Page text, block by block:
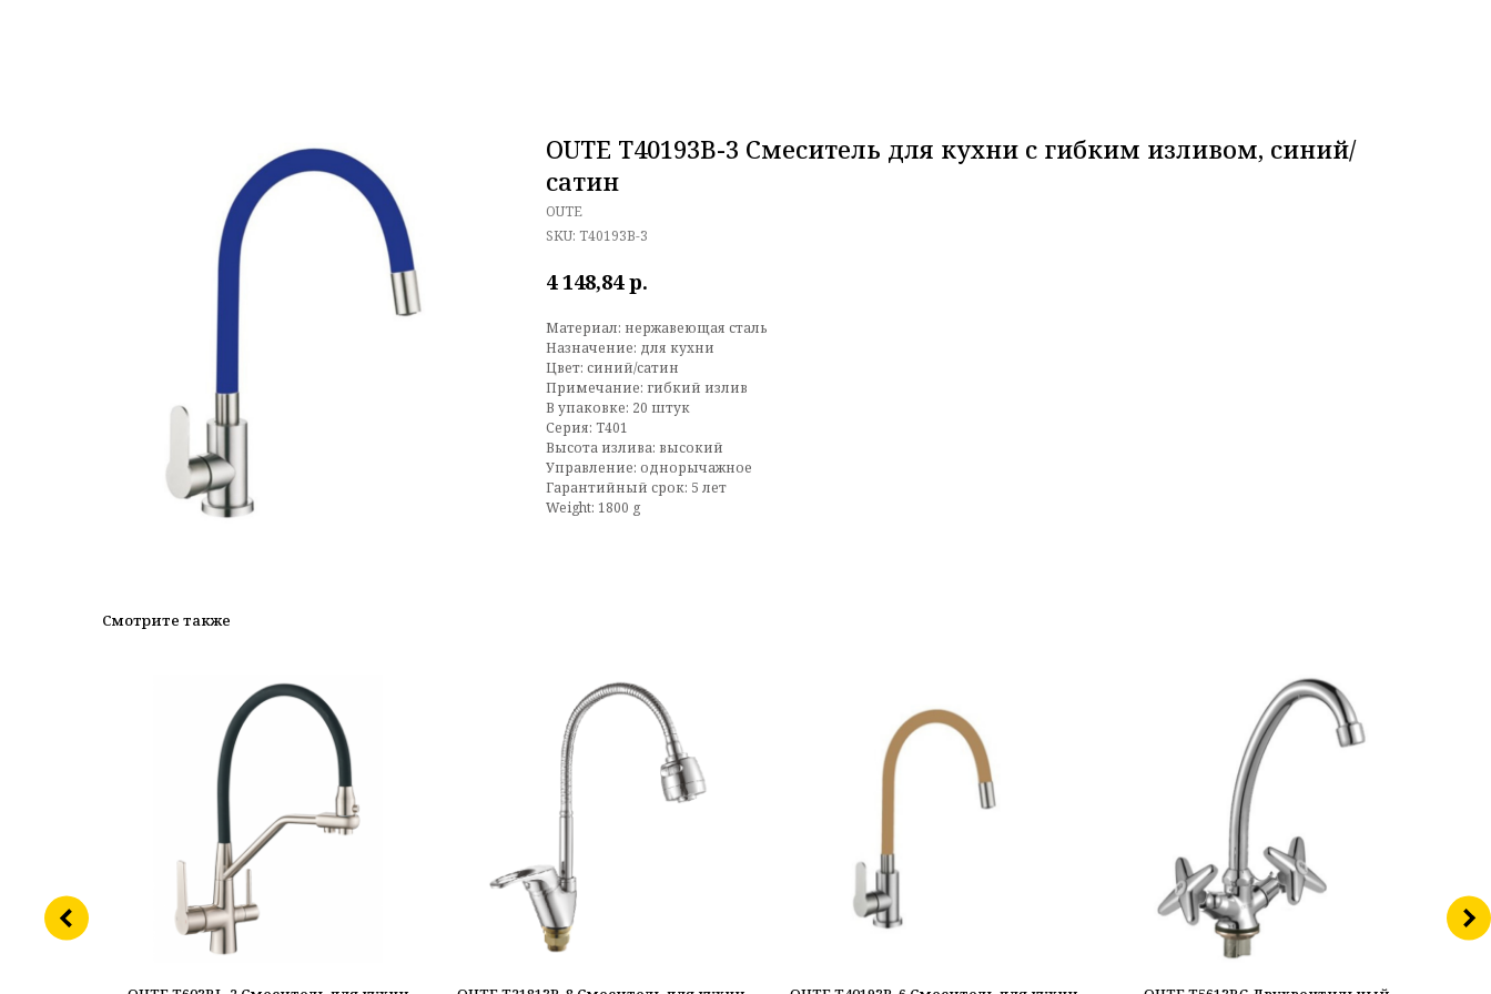
OUTE T40193B-3 Смеситель для кухни с гибким изливом, синий/
сатин
OUTE
SKU: T40193B-3
4 148,84 р.
Материал: нержавеющая сталь
Назначение: для кухни
Цвет: синий/сатин
Примечание: гибкий излив
В упаковке: 20 штук
Серия: T401
Высота излива: высокий
Управление: однорычажное
Гарантийный срок: 5 лет
Weight: 1800 g
Смотрите также